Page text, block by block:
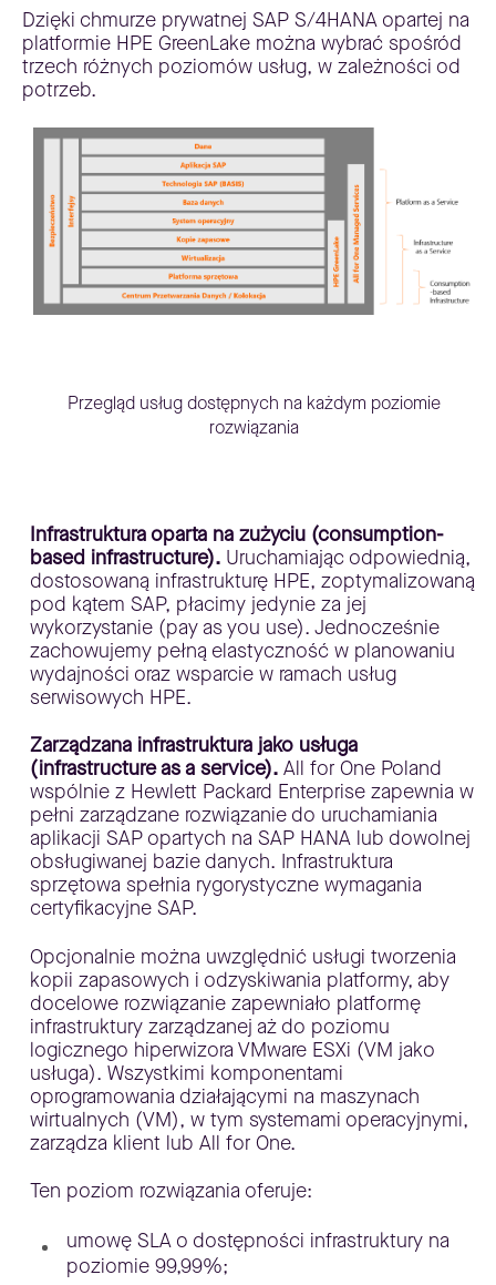
Dzięki chmurze prywatnej SAP S/4HANA opartej na
platformie HPE GreenLake można wybrać spośród
trzech różnych poziomów usług, w zależności od
potrzeb.
Przegląd usług dostępnych na każdym poziomie
rozwiązania
Infrastruktura oparta na zużyciu (consumption-
based infrastructure). Uruchamiając odpowiednią,
dostosowaną infrastrukturę HPE, zoptymalizowaną
pod kątem SAP, płacimy jedynie za jej
wykorzystanie (pay as you use). Jednocześnie
zachowujemy pełną elastyczność w planowaniu
wydajności oraz wsparcie w ramach usług
serwisowych HPE.
Zarządzana infrastruktura jako usługa
(infrastructure as a service). All for One Poland
wspólnie z Hewlett Packard Enterprise zapewnia w
pełni zarządzane rozwiązanie do uruchamiania
aplikacji SAP opartych na SAP HANA lub dowolnej
obsługiwanej bazie danych. Infrastruktura
sprzętowa spełnia rygorystyczne wymagania
certyfikacyjne SAP.
Opcjonalnie można uwzględnić usługi tworzenia
kopii zapasowych i odzyskiwania platformy, aby
docelowe rozwiązanie zapewniało platformę
infrastruktury zarządzanej aż do poziomu
logicznego hiperwizora VMware ESXi (VM jako
usługa). Wszystkimi komponentami
oprogramowania działającymi na maszynach
wirtualnych (VM), w tym systemami operacyjnymi,
zarządza klient lub All for One.
Ten poziom rozwiązania oferuje:
umowę SLA o dostępności infrastruktury na
poziomie 99,99%;